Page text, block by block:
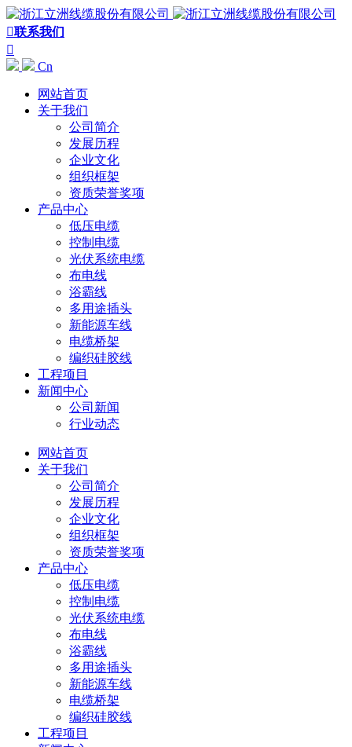
联系我们

Cn
网站首页
关于我们
公司简介
发展历程
企业文化
组织框架
资质荣誉奖项
产品中心
低压电缆
控制电缆
光伏系统电缆
布电线
浴霸线
多用途插头
新能源车线
电缆桥架
编织硅胶线
工程项目
新闻中心
公司新闻
行业动态
网站首页
关于我们
公司简介
发展历程
企业文化
组织框架
资质荣誉奖项
产品中心
低压电缆
控制电缆
光伏系统电缆
布电线
浴霸线
多用途插头
新能源车线
电缆桥架
编织硅胶线
工程项目